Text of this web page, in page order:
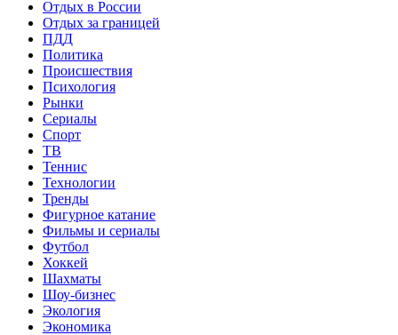
Отдых в России
Отдых за границей
ПДД
Политика
Происшествия
Психология
Рынки
Сериалы
Спорт
ТВ
Теннис
Технологии
Тренды
Фигурное катание
Фильмы и сериалы
Футбол
Хоккей
Шахматы
Шоу-бизнес
Экология
Экономика